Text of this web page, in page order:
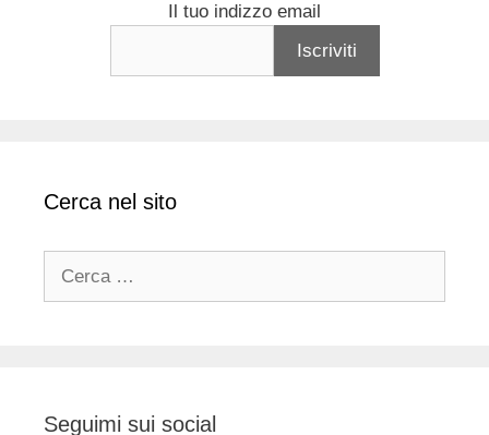
Il tuo indizzo email
Cerca nel sito
Seguimi sui social